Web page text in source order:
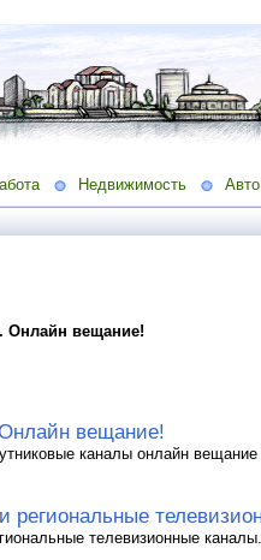
Недвижимость Авто
Онлайн вещание!
вещание!
каналы онлайн вещание
региональные
телевизионные